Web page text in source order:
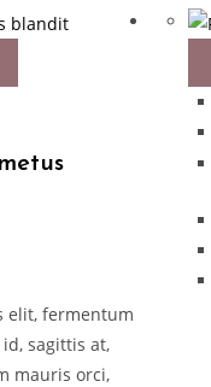
elit, fermentum
sagittis at,
mauris orci,